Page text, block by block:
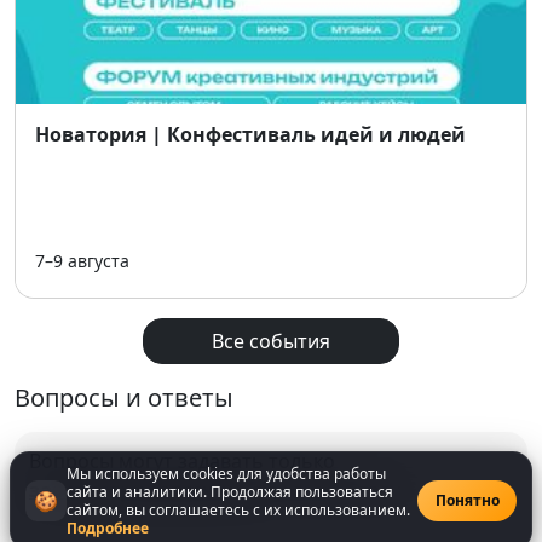
Новатория | Конфестиваль идей и людей
7–9 августа
Все события
Вопросы и ответы
Вопросы могут задавать только
зарегистрированнныепользователи
🍪
Мы используем cookies для удобства работы
сайта и аналитики. Продолжая пользоваться
сайтом, вы соглашаетесь с их использованием.
Подробнее
Понятно